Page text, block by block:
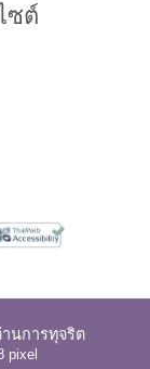
ซต์
นการทุจริต
pixel